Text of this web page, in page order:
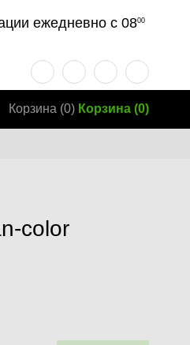
ежедневно с 0800
Корзина (0) Корзина(0)
color